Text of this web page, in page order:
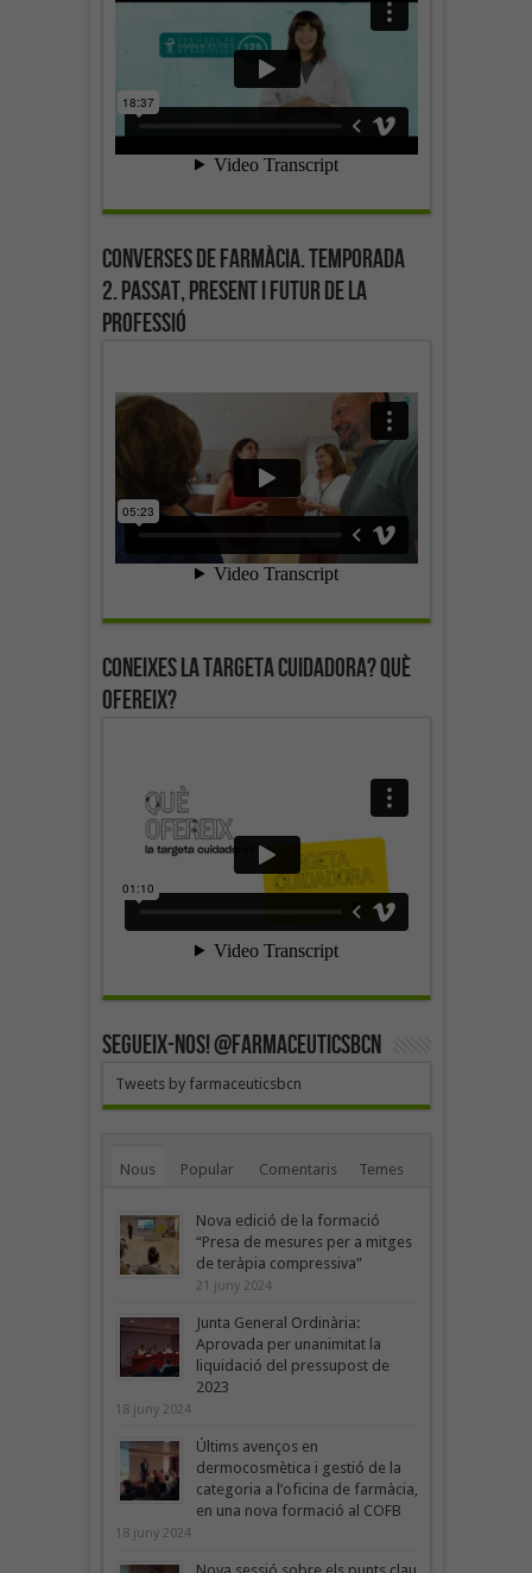
Converses de farmàcia. Temporada
2. Passat, present i futur de la
professió
Coneixes la targeta cuidadora? Què
ofereix?
SEGUEIX-NOS! @farmaceuticsbcn
Tweets by farmaceuticsbcn
Nous Popular Comentaris Temes
Nova edició de la formació
“Presa de mesures per a mitges
de teràpia compressiva”
21 juny 2024
Junta General Ordinària:
Aprovada per unanimitat la
liquidació del pressupost de
2023
18 juny 2024
Últims avenços en
dermocosmètica i gestió de la
categoria a l’oficina de farmàcia,
en una nova formació al COFB
18 juny 2024